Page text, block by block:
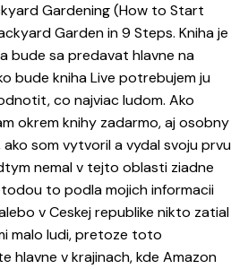
Gardening (How to Start
Garden in 9 Steps. Kniha je
bude sa predavat hlavne na
bude kniha Live potrebujem ju
co najviac ludom. Ako
okrem knihy zadarmo, aj osobny
som vytvoril a vydal svoju prvu
nemal v tejto oblasti ziadne
to podla mojich informacii
v Ceskej republike nikto zatial
malo ludi, pretoze toto
hlavne v krajinach, kde Amazon